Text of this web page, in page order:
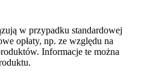
w przypadku standardowej
opłaty, np. ze względu na
Informacje te można